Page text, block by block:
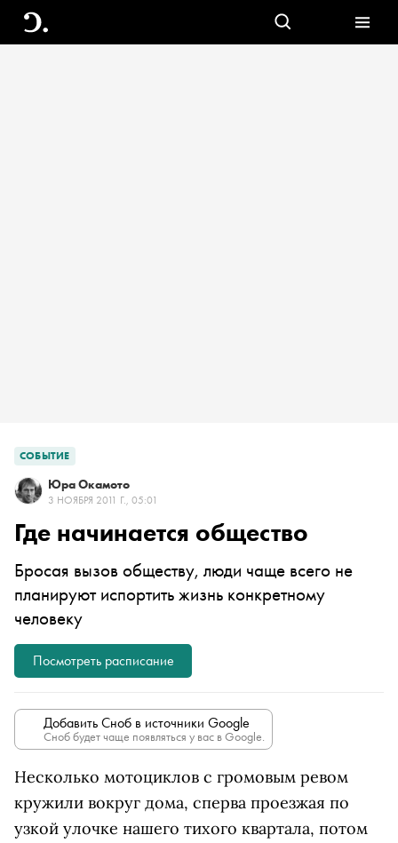
СОБЫТИЕ
Юра Окамото
3 НОЯБРЯ 2011 Г., 05:01
Где начинается общество
Бросая вызов обществу, люди чаще всего не
планируют испортить жизнь конкретному
человеку
Посмотреть расписание
Добавить Сноб в источники Google
Сноб будет чаще появляться у вас в Google.
Несколько мотоциклов с громовым ревом
кружили вокруг дома, сперва проезжая по
узкой улочке нашего тихого квартала, потом